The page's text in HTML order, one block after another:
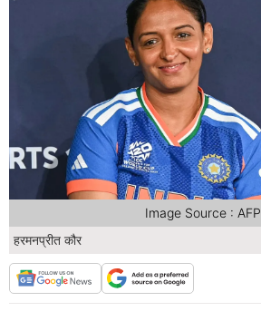
हरमनप्रीत कौर
Image Source : AFP